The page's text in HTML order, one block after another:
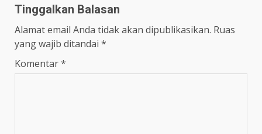
Tinggalkan Balasan
Alamat email Anda tidak akan dipublikasikan. Ruas
yang wajib ditandai *
Komentar*